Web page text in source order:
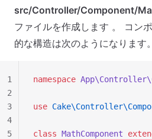
src/Controller/Component/
ファイルを作成します 。 コン
的な構造は次のようになります
namespace
use
class MathComponent
1
2
3
4
5